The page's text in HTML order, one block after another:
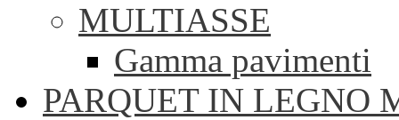
MULTIASSE
Gamma pavimenti
PARQUET IN LEGNO